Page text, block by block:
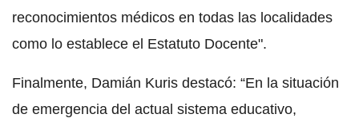
reconocimientos médicos en todas las localidades
como lo establece el Estatuto Docente".
Finalmente, Damián Kuris destacó: “En la situación
de emergencia del actual sistema educativo,